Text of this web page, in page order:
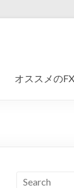
オススメの